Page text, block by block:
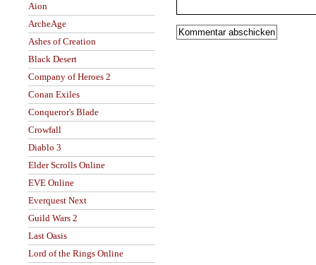
Aion
ArcheAge
Ashes of Creation
Black Desert
Company of Heroes 2
Conan Exiles
Conqueror's Blade
Crowfall
Diablo 3
Elder Scrolls Online
EVE Online
Everquest Next
Guild Wars 2
Last Oasis
Lord of the Rings Online